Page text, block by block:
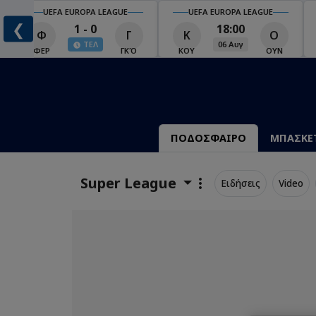
❮
UEFA EUROPA LEAGUE
Φ
ΦΕΡ
1 - 0
ΤΕΛ
Γ
ΓΚΌ
UEFA EUROPA LEAGUE
Κ
ΚΟΥ
18:00
06 Αυγ
Ο
ΟΥΝ
ΠΟΔΟΣΦΑΙΡΟ
Super League Ειδήσεις Video